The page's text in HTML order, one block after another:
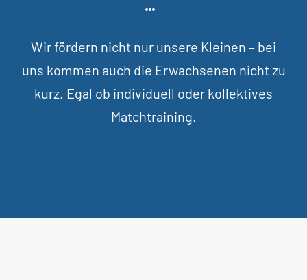
Wir fördern nicht nur unsere Kleinen – bei
uns kommen auch die Erwachsenen nicht zu
kurz. Egal ob individuell oder kollektives
Matchtraining.